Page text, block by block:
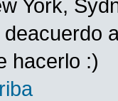
York,
hacerlo :)